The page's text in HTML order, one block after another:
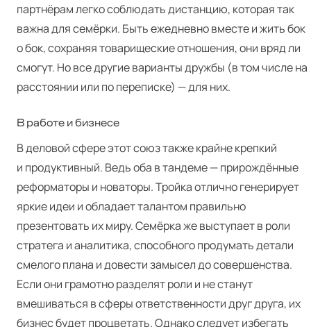
партнёрам легко соблюдать дистанцию, которая так
важна для семёрки. Быть ежедневно вместе и жить бок
о бок, сохраняя товарищеские отношения, они вряд ли
смогут. Но все другие варианты дружбы (в том числе на
расстоянии или по переписке) — для них.
В работе и бизнесе
В деловой сфере этот союз также крайне крепкий
и продуктивный. Ведь оба в тандеме — прирождённые
реформаторы и новаторы. Тройка отлично генерирует
яркие идеи и обладает талантом правильно
презентовать их миру. Семёрка же выступает в роли
стратега и аналитика, способного продумать детали
смелого плана и довести замысел до совершенства.
Если они грамотно разделят роли и не станут
вмешиваться в сферы ответственности друг друга, их
бизнес будет процветать. Однако следует избегать